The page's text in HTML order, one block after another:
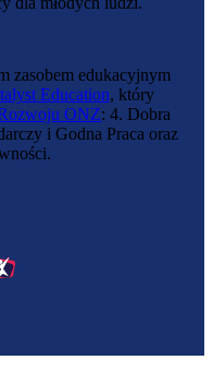
zasobem edukacyjnym
Education, który
ONZ: 4. Dobra
i Godna Praca oraz